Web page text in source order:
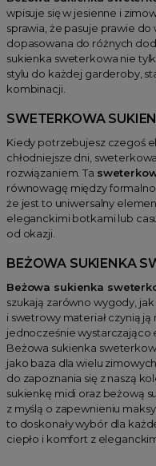
wpisuje się w jesienne i
sprawia, że pasuje prawie
dopasowana do różnych
sukienka sweterkowa nie
stylu do każdej garderoby,
kombinacji.
SWETERKOWA
Kiedy potrzebujesz czegoś
chłodniejsze dni,
rozwiązaniem. Ta
równowagę między
że jest to uniwersalny
eleganckimi botkami lub
od okazji.
BEŻOWA SUKIENKA
Beżowa sukienka
szukają zarówno wygody,
i swetrowy materiał czynią
jednocześnie wystarczająco
Beżowa sukienka
jako baza dla wielu
do zapoznania się z naszą
sukienkę midi oraz beżową
z myślą o zapewnieniu
to doskonały wybór dla
ciepło i komfort z